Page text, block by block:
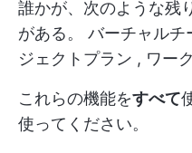
誰かが、次のような残
がある。 バーチャルチ
ジェクトプラン , ワー
これらの機能をすべて
使ってください。